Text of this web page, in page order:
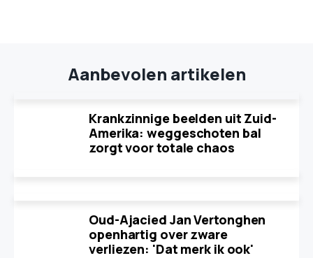
Aanbevolen artikelen
Krankzinnige beelden uit Zuid-
Amerika: weggeschoten bal
zorgt voor totale chaos
Oud-Ajacied Jan Vertonghen
openhartig over zware
verliezen: 'Dat merk ik ook'